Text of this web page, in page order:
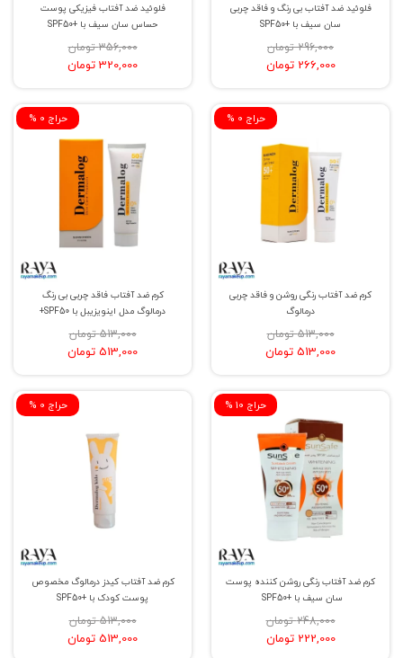
فلوئید ضد آفتاب بی رنگ و فاقد چربی
سان سیف با +SPF50
296,000 تومان
266,000 تومان
فلوئید ضد آفتاب فیزیکی پوست
حساس سان سیف با +SPF50
356,000 تومان
320,000 تومان
% حراج 0
کرم ضد آفتاب رنگی روشن و فاقد چربی
درمالوگ
513,000 تومان
513,000 تومان
% حراج 0
کرم ضد آفتاب فاقد چربی بی رنگ
درمالوگ مدل اینویزیبل با SPF50+
513,000 تومان
513,000 تومان
% حراج 10
کرم ضد آفتاب رنگی روشن کننده پوست
سان سیف با +SPF50
248,000 تومان
222,000 تومان
% حراج 0
کرم ضد آفتاب کیدز درمالوگ مخصوص
پوست کودک با +SPF50
513,000 تومان
513,000 تومان